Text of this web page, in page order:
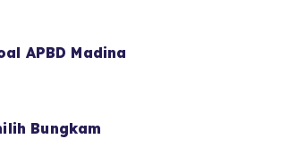
APBD Madina
Bungkam